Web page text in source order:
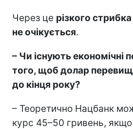
Через це різкого
не очікується.
– Чи існують економічні
того, щоб долар
до кінця року?
– Теоретично Нацбанк
курс 45–50 гривень, якщо